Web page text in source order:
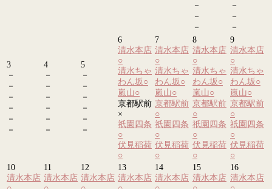
－
－
－
－
－
－
3
－
－
－
－
－
－
4
－
－
－
－
－
－
5
－
－
－
－
－
－
6
清水本店
○
清水ちゃ
わん坂○
嵐山○
京都駅前
×
祇園四条
○
伏見稲荷
○
7
清水本店
○
清水ちゃ
わん坂○
嵐山○
京都駅前
○
祇園四条
○
伏見稲荷
○
8
清水本店
○
清水ちゃ
わん坂○
嵐山○
京都駅前
○
祇園四条
○
伏見稲荷
○
9
清水本店
○
清水ちゃ
わん坂○
嵐山○
京都駅前
○
祇園四条
○
伏見稲荷
○
10
清水本店
11
清水本店
12
清水本店
13
清水本店
14
清水本店
15
清水本店
16
清水本店